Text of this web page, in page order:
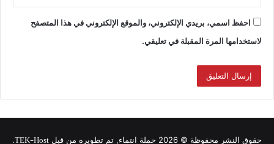
احفظ اسمي، بريدي الإلكتروني، والموقع الإلكتروني في هذا المتصفح
لاستخدامها المرة المقبلة في تعليقي.
حقوق النشر محفوظة © 2026 حملة انتماء, تم تطويره من قبل TEK-Host
.